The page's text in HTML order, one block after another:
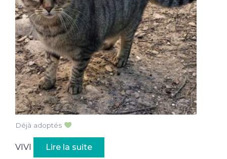
Déjà adoptés
VIVI Lire la suite